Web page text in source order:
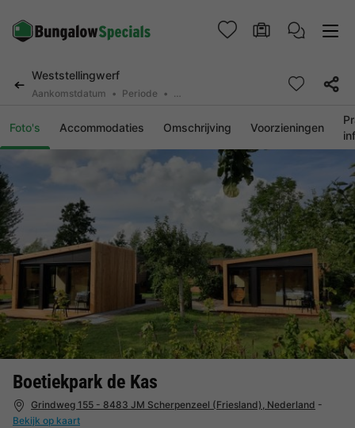
Weststellingwerf
Aankomstdatum Periode 2 personen, 0 huisdier
Foto's Accommodaties Omschrijving Voorzieningen
Boetiekpark de Kas
Grindweg 155 - 8483 JM Scherpenzeel (Friesland), Nederland -
Bekijk op kaart